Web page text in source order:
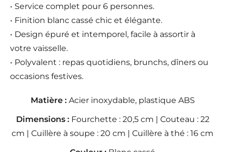
• Service complet pour 6 personnes.
• Finition blanc cassé chic et élégante.
• Design épuré et intemporel, facile à assortir à
votre vaisselle.
• Polyvalent : repas quotidiens, brunchs, dîners ou
occasions festives.
Matière :Acier inoxydable, plastique ABS
Dimensions :Fourchette : 20,5 cm | Couteau : 22
cm | Cuillère à soupe : 20 cm | Cuillère à thé : 16 cm